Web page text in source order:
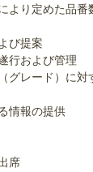
より定めた品番
び提案
行および管理
グレード）に対
情報の提供
席